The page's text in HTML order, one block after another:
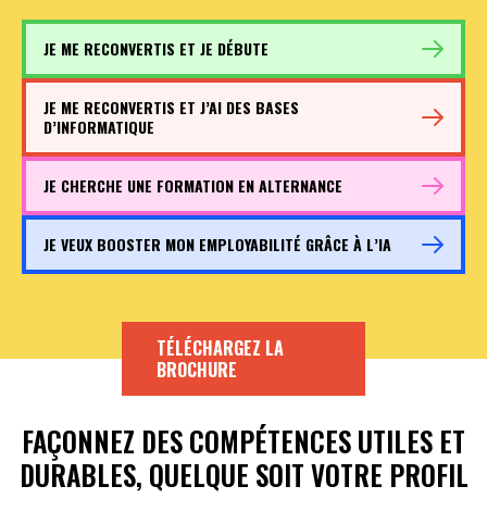
JE ME RECONVERTIS ET JE DÉBUTE
JE ME RECONVERTIS ET J’AI DES BASES
D’INFORMATIQUE
JE CHERCHE UNE FORMATION EN ALTERNANCE
JE VEUX BOOSTER MON EMPLOYABILITÉ GRÂCE À L’IA
TÉLÉCHARGEZ LA
BROCHURE
FAÇONNEZ DES COMPÉTENCES UTILES ET
DURABLES, QUELQUE SOIT VOTRE PROFIL